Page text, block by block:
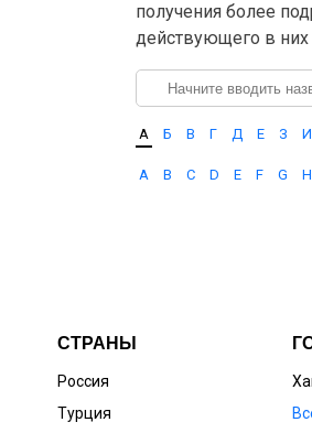
получения более
действующего в
А Б В Г Д Е З И
A B C D E F G H
СТРАНЫ
Россия
Турция